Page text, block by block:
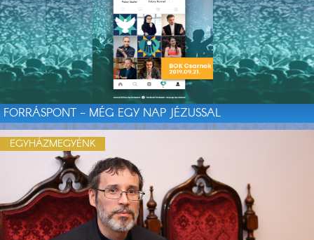
FORRÁSPONT - MÉG EGY NAP JÉZUSSAL
EGYHÁZMEGYÉNK